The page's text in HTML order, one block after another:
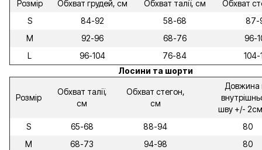
Розмір Обхват грудей, см Обхват талії, см
Обхват
S
84-92 58-68
87-
M
92-96 68-76
96-
L
96-104 76-84
104-
Лосини та шорти
Розмір
Обхват талії,
см
Обхват стегон,
см
Довжина
шву +/-
S
65-68 88-94
80
M
68-73 94-98
80